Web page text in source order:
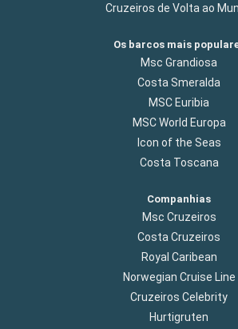
Cruzeiros de Volta ao
Os barcos mais
Msc Grandiosa
Costa Smeralda
MSC Euribia
MSC World Europa
Icon of the Seas
Costa Toscana
Companhias
Msc Cruzeiros
Costa Cruzeiros
Royal Caribean
Norwegian Cruise Line
Cruzeiros Celebrity
Hurtigruten